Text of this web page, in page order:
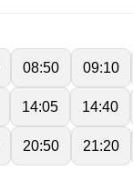
08:50 09:10
14:05 14:40
20:50 21:20